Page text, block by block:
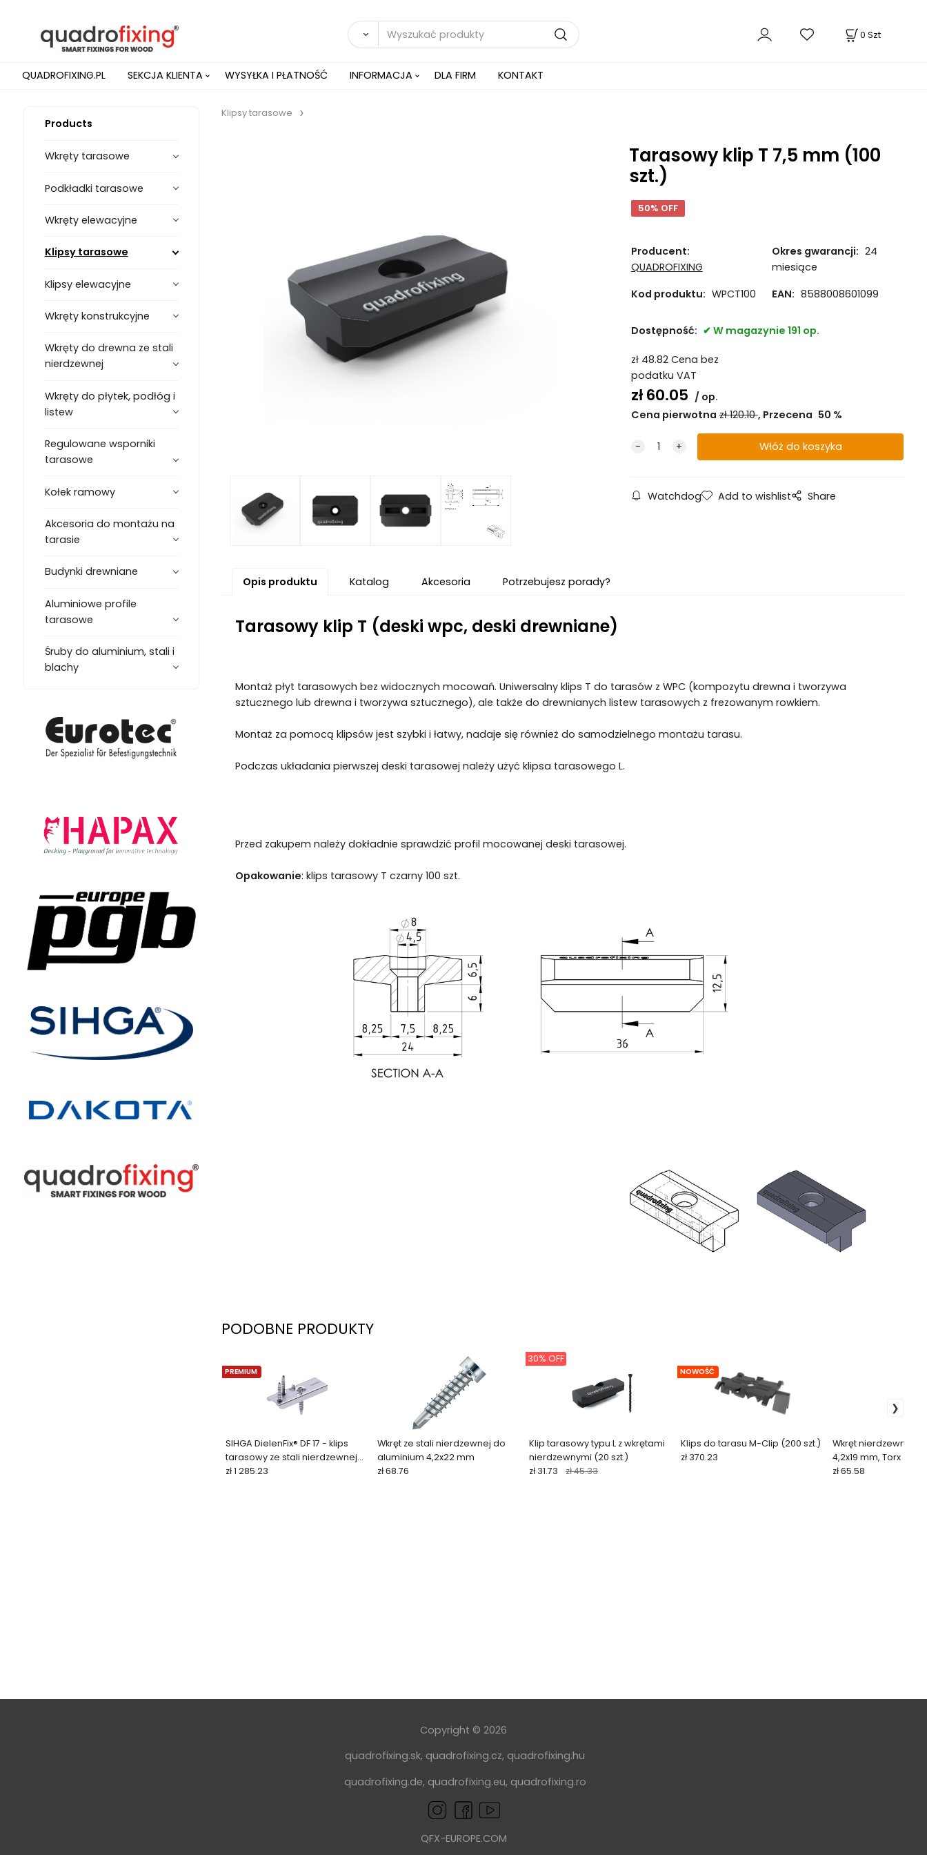
0 Szt
QUADROFIXING.PL SEKCJA KLIENTA WYSYŁKA I PŁATNOŚĆ INFORMACJA DLA FIRM KONTAKT
Products
Wkręty tarasowe
Podkładki tarasowe
Wkręty elewacyjne
Klipsy tarasowe
Klipsy elewacyjne
Wkręty konstrukcyjne
Wkręty do drewna ze stali
nierdzewnej
Wkręty do płytek, podłóg i
listew
Regulowane wsporniki
tarasowe
Kołek ramowy
Akcesoria do montażu na
tarasie
Budynki drewniane
Aluminiowe profile
tarasowe
Śruby do aluminium, stali i
blachy
Klipsy tarasowe
Tarasowy klip T 7,5 mm (100
szt.)
50% OFF
Producent:
QUADROFIXING
Okres gwarancji: 24
miesiące
Kod produktu: WPCT100 EAN: 8588008601099
Dostępność: W magazynie 191 op.
zł 48.82 Cena bez
podatku VAT
zł60.05
op.
Cena pierwotna zł120.10 Przecena 50 %
Watchdog Add to wishlist Share
Opis produktu Katalog Akcesoria Potrzebujesz porady?
Tarasowy klip T (deski wpc, deski drewniane)
Montaż płyt tarasowych bez widocznych mocowań. Uniwersalny klips T do tarasów z WPC (kompozytu drewna i tworzywa
sztucznego lub drewna i tworzywa sztucznego), ale także do drewnianych listew tarasowych z frezowanym rowkiem.
Montaż za pomocą klipsów jest szybki i łatwy, nadaje się również do samodzielnego montażu tarasu.
Podczas układania pierwszej deski tarasowej należy użyć klipsa tarasowego L.
Przed zakupem należy dokładnie sprawdzić profil mocowanej deski tarasowej.
Opakowanie: klips tarasowy T czarny 100 szt.
PODOBNE PRODUKTY
SIHGA DielenFix® DF 17 - klips
tarasowy ze stali nierdzewnej
(300 szt.)
PREMIUM
zł 1 285.23
Wkręt ze stali nierdzewnej do
aluminium 4,2x22 mm
zł 68.76
Klip tarasowy typu L z wkrętami
nierdzewnymi (20 szt.)
30% OFF
zł 31.73 zł 45.33
Klips do tarasu M-Clip (200 szt.)
NOWOŚĆ
zł 370.23
Wkręt nierdzewny
4,2x19 mm, Torx (200
QUADRO CLIP
zł 65.58
Copyright © 2026
quadrofixing.sk, quadrofixing.cz, quadrofixing.hu
quadrofixing.de, quadrofixing.eu, quadrofixing.ro
QFX-EUROPE.COM